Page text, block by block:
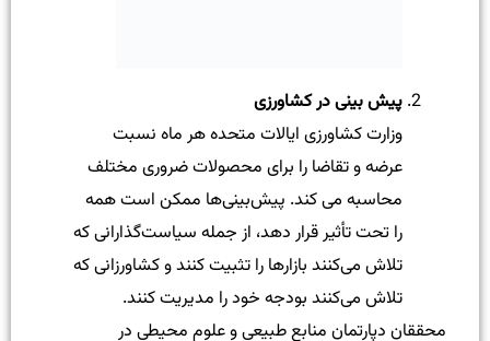
پیش بینی در کشاورزی
وزارت کشاورزی ایالات متحده هر ماه نسبت
عرضه و تقاضا را برای محصولات ضروری مختلف
محاسبه می کند. پیش‌بینی‌ها ممکن است همه
را تحت تأثیر قرار دهد، از جمله سیاست‌گذارانی که
تلاش می‌کنند بازارها را تثبیت کنند و کشاورزانی که
تلاش می‌کنند بودجه خود را مدیریت کنند.
محققان دپارتمان منابع طبیعی و علوم محیطی در